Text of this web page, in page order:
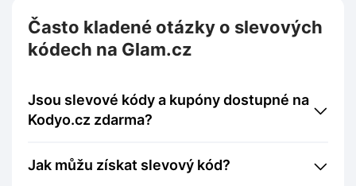
Často kladené otázky o slevových
kódech na Glam.cz
Jsou slevové kódy a kupóny dostupné na
Kodyo.cz zdarma?
Jak můžu získat slevový kód?